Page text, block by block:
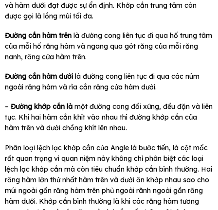
và hàm dưới đạt được sự ổn định. Khớp cắn trung tâm còn
được gọi là lồng múi tối đa.
Đường cắn hàm trên là đường cong liên tục đi qua hố trung tâm
của mỗi hố răng hàm và ngang qua gót răng của mỗi răng
nanh, răng cửa hàm trên.
Đường cắn hàm dưới là đường cong liên tục đi qua các núm
ngoài răng hàm và rìa cắn răng cửa hàm dưới.
– Đường khớp cắn là một đường cong đối xứng, đều đặn và liên
tục. Khi hai hàm cắn khít vào nhau thì đường khớp cắn của
hàm trên và dưới chồng khít lên nhau.
Phân loại lệch lạc khớp cắn của Angle là bước tiến, là cột mốc
rất quan trọng vì quan niệm này không chỉ phân biệt các loại
lệch lạc khớp cắn mà còn tiêu chuẩn khớp cắn bình thường. Hai
răng hàm lớn thứ nhất hàm trên và dưới ăn khớp nhau sao cho
múi ngoài gần răng hàm trên phủ ngoài rãnh ngoài gần răng
hàm dưới. Khớp cắn bình thường là khi các răng hàm tương